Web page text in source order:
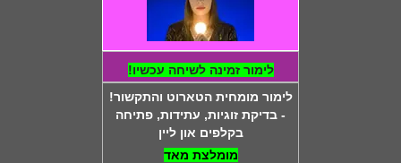
לימור זמינה לשיחה עכשיו!
לימור מומחית הטארוט והתקשור!
- בדיקת זוגיות, עתידות, פתיחה
בקלפים און ליין
מומלצת מאד